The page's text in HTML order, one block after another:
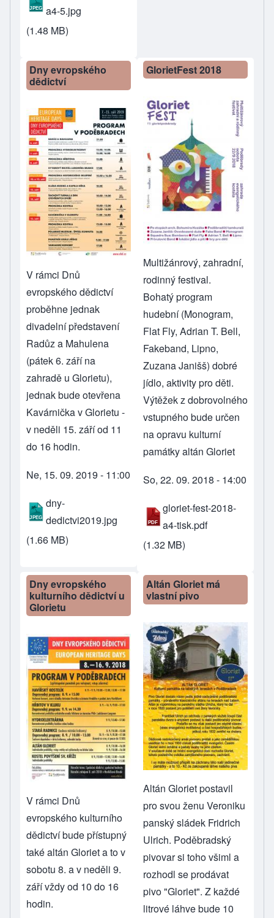
a4-5.jpg
(1.48 MB)
Dny evropského
dědictví
V rámci Dnů
evropského dědictví
proběhne jednak
divadelní představení
Radůz a Mahulena
(pátek 6. září na
zahradě u Glorietu),
jednak bude otevřena
Kavárnička v Glorietu -
v neděli 15. září od 11
do 16 hodin.
Ne, 15. 09. 2019 - 11:00
dny-
dedictvi2019.jpg
(1.66 MB)
GlorietFest 2018
Multižánrový, zahradní,
rodinný festival.
Bohatý program
hudební (Monogram,
Flat Fly, Adrian T. Bell,
Fakeband, Lipno,
Zuzana Janišš) dobré
jídlo, aktivity pro děti.
Výtěžek z dobrovolného
vstupného bude určen
na opravu kulturní
památky altán Gloriet
So, 22. 09. 2018 - 14:00
gloriet-fest-2018-
a4-tisk.pdf
(1.32 MB)
Dny evropského
kulturního dědictví u
Glorietu
V rámci Dnů
evropského kulturního
dědictví bude přístupný
také altán Gloriet a to v
sobotu 8. a v neděli 9.
září vždy od 10 do 16
hodin.
Altán Gloriet má
vlastní pivo
Altán Gloriet postavil
pro svou ženu Veroniku
panský sládek Fridrich
Ulrich. Poděbradský
pivovar si toho všiml a
rozhodl se prodávat
pivo "Gloriet". Z každé
litrové láhve bude 10